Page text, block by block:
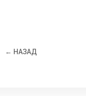
← НАЗАД